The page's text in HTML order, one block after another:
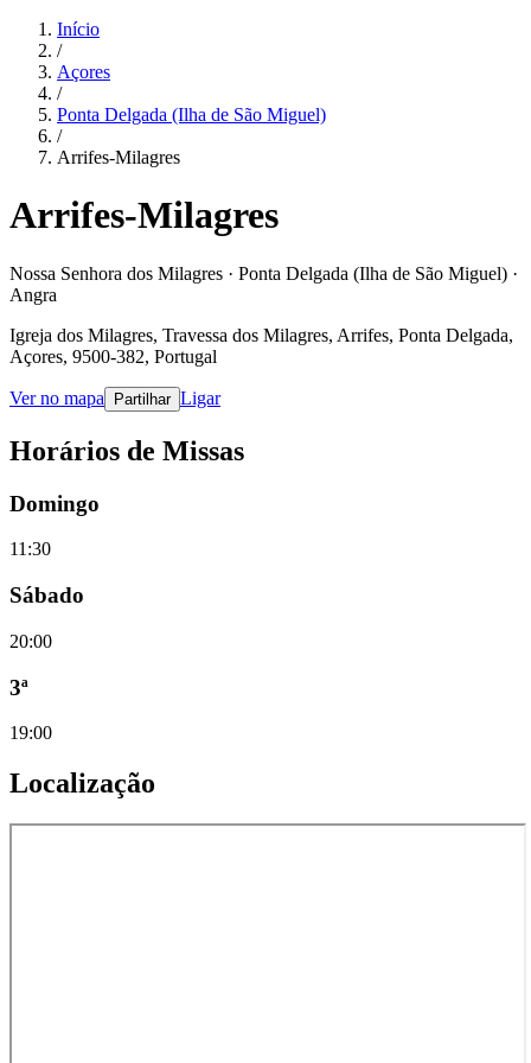
Início
/
Açores
/
Ponta Delgada (Ilha de São Miguel)
/
Arrifes-Milagres
Arrifes-Milagres
Nossa Senhora dos Milagres · Ponta Delgada (Ilha de São Miguel) ·
Angra
Igreja dos Milagres, Travessa dos Milagres, Arrifes, Ponta Delgada,
Açores, 9500-382, Portugal
Ver no mapa Partilhar Ligar
Horários de Missas
Domingo
11:30
Sábado
20:00
3ª
19:00
Localização